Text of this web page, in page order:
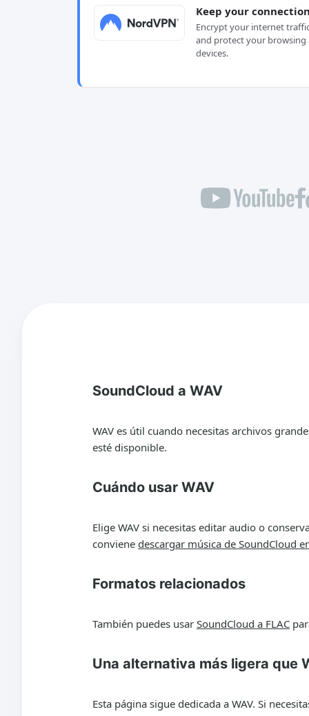
Keep your
Encrypt your internet
and protect your browsing
devices.
SoundCloud a WAV
WAV es útil cuando necesitas archivos
esté disponible.
Cuándo usar WAV
Elige WAV si necesitas editar audio o
conviene descargar música de SoundCloud
Formatos relacionados
También puedes usar SoundCloud a FLAC
Una alternativa más ligera que
Esta página sigue dedicada a WAV. Si